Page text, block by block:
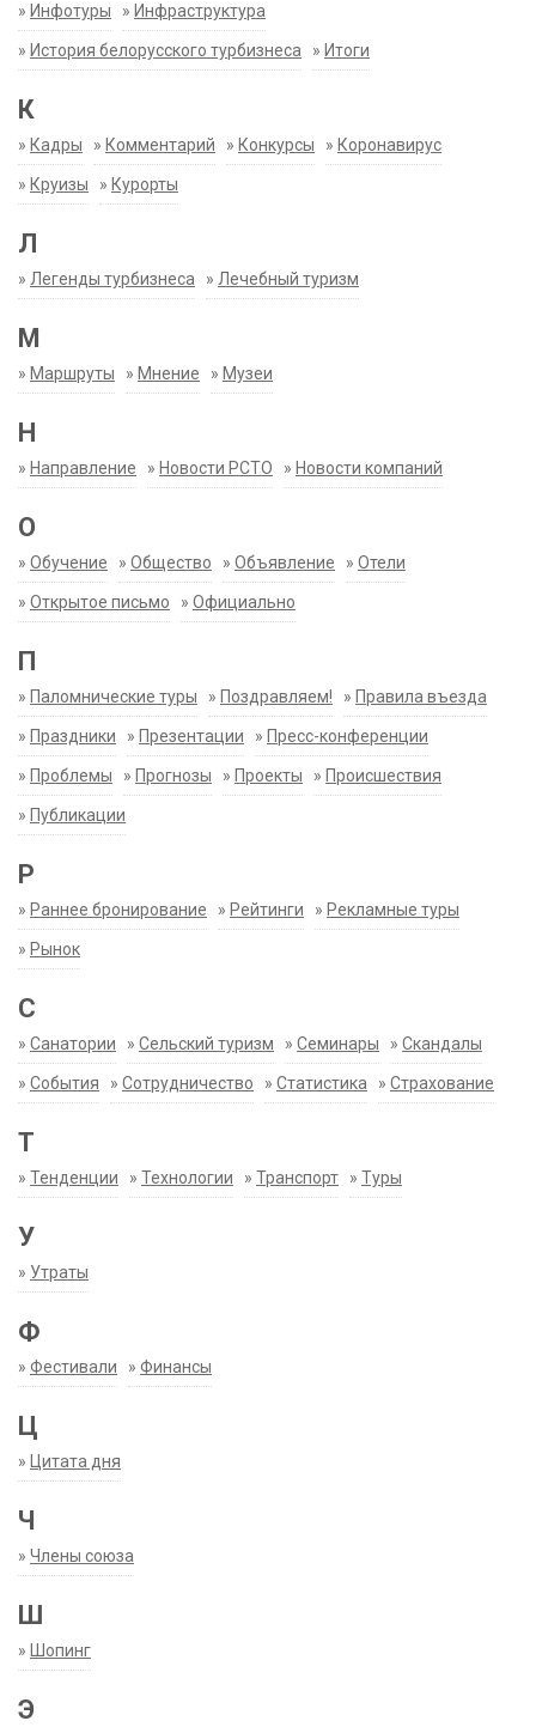
» Инфотуры » Инфраструктура
» История белорусского турбизнеса » Итоги
К
» Кадры » Комментарий » Конкурсы » Коронавирус
» Круизы » Курорты
Л
» Легенды турбизнеса » Лечебный туризм
М
» Маршруты » Мнение » Музеи
Н
» Направление » Новости РСТО » Новости компаний
О
» Обучение » Общество » Объявление » Отели
» Открытое письмо » Официально
П
» Паломнические туры » Поздравляем! » Правила въезда
» Праздники » Презентации » Пресс-конференции
» Проблемы » Прогнозы » Проекты » Происшествия
» Публикации
Р
» Раннее бронирование » Рейтинги » Рекламные туры
» Рынок
С
» Санатории » Сельский туризм » Семинары » Скандалы
» События » Сотрудничество » Статистика » Страхование
Т
» Тенденции » Технологии » Транспорт » Туры
У
» Утраты
Ф
» Фестивали » Финансы
Ц
» Цитата дня
Ч
» Члены союза
Ш
» Шопинг
Э